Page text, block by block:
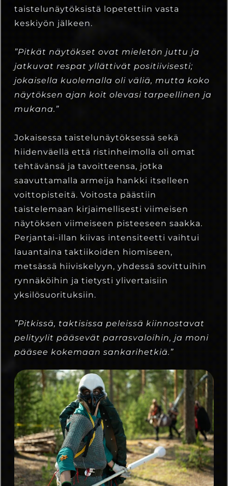
taistelunäytöksistä lopetettiin vasta
keskiyön jälkeen.
”Pitkät näytökset ovat mieletön juttu ja
jatkuvat respat yllättivät positiivisesti;
jokaisella kuolemalla oli väliä, mutta koko
näytöksen ajan koit olevasi tarpeellinen ja
mukana.”
Jokaisessa taistelunäytöksessä sekä
hiidenväellä että ristinheimolla oli omat
tehtävänsä ja tavoitteensa, jotka
saavuttamalla armeija hankki itselleen
voittopisteitä. Voitosta päästiin
taistelemaan kirjaimellisesti viimeisen
näytöksen viimeiseen pisteeseen saakka.
Perjantai-illan kiivas intensiteetti vaihtui
lauantaina taktiikoiden hiomiseen,
metsässä hiiviskelyyn, yhdessä sovittuihin
rynnäköihin ja tietysti ylivertaisiin
yksilösuorituksiin.
”Pitkissä, taktisissa peleissä kiinnostavat
pelityylit pääsevät parrasvaloihin, ja moni
pääsee kokemaan sankarihetkiä.”